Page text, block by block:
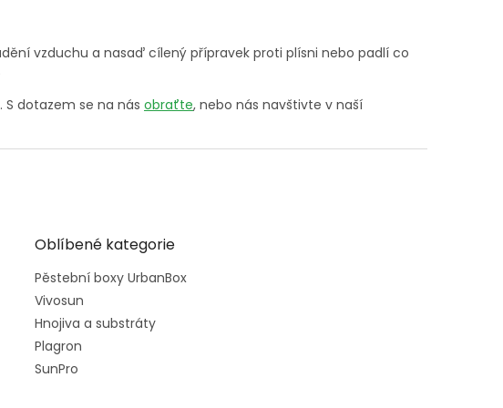
vzduchu a nasaď cílený přípravek proti plísni nebo padlí co
dotazem se na nás obraťte, nebo nás navštivte v naší
Oblíbené kategorie
Pěstební boxy UrbanBox
Vivosun
Hnojiva a substráty
Plagron
SunPro